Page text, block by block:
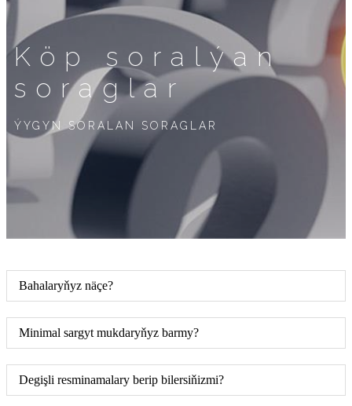
Köp soralýan
soraglar
ÝYGYN SORALAN SORAGLAR
Bahalaryňyz näçe?
Minimal sargyt mukdaryňyz barmy?
Degişli resminamalary berip bilersiňizmi?